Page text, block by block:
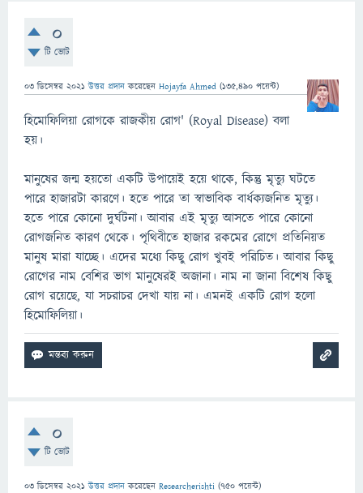
0
টি ভোট
03 ডিসেম্বর 2021 উত্তর প্রদান করেছেন Hojayfa Ahmed (135,490 পয়েন্ট)
হিমোফিলিয়া রোগকে রাজকীয় রোগ' (Royal Disease) বলা
হয়।
মানুষের জন্ম হয়তো একটি উপায়েই হয়ে থাকে, কিন্তু মৃত্যু ঘটতে
পারে হাজারটা কারণে। হতে পারে তা স্বাভাবিক বার্ধক্যজনিত মৃত্যু।
হতে পারে কোনো দুর্ঘটনা। আবার এই মৃত্যু আসতে পারে কোনো
রোগজনিত কারণ থেকে। পৃথিবীতে হাজার রকমের রোগে প্রতিনিয়ত
মানুষ মারা যাচ্ছে। এদের মধ্যে কিছু রোগ খুবই পরিচিত। আবার কিছু
রোগের নাম বেশির ভাগ মানুষেরই অজানা। নাম না জানা বিশেষ কিছু
রোগ রয়েছে, যা সচরাচর দেখা যায় না। এমনই একটি রোগ হলো
হিমোফিলিয়া।
0
টি ভোট
03 ডিসেম্বর 2021 উত্তর প্রদান করেছেন Researcherishti (750 পয়েন্ট)